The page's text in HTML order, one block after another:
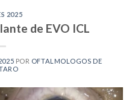
2025
de EVO ICL
POR OFTALMOLOGOS DE